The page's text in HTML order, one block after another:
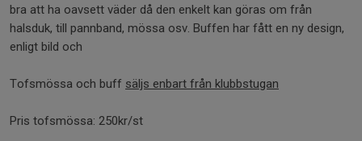
bra att ha oavsett väder då den enkelt kan göras om från
halsduk, till pannband, mössa osv. Buffen har fått en ny design,
enligt bild och
Tofsmössa och buff säljs enbart från klubbstugan
Pris tofsmössa: 250kr/st